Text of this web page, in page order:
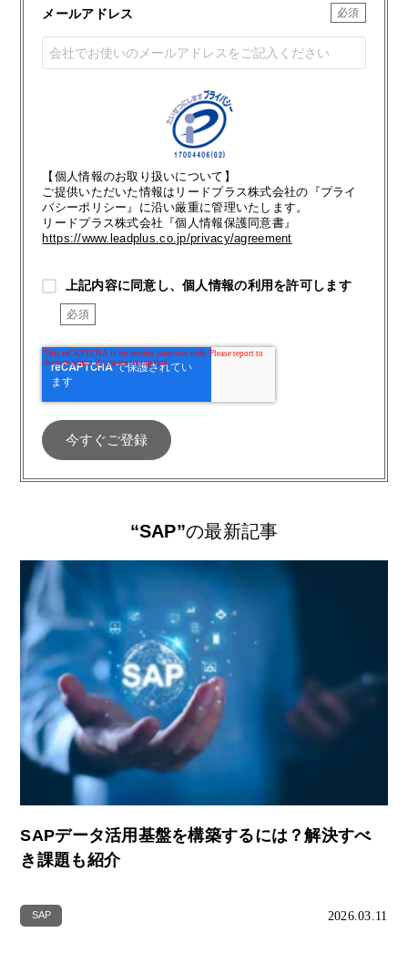
メールアドレス
【個人情報のお取り扱いについて】
ご提供いただいた情報はリードプラス株式会社の『プライ
バシーポリシー』に沿い厳重に管理いたします。
リードプラス株式会社『個人情報保護同意書』
https://www.leadplus.co.jp/privacy/agreement
上記内容に同意し、個人情報の利用を許可します
“SAP”の最新記事
SAPデータ活用基盤を構築するには？解決すべ
き課題も紹介
SAP 2026.03.11